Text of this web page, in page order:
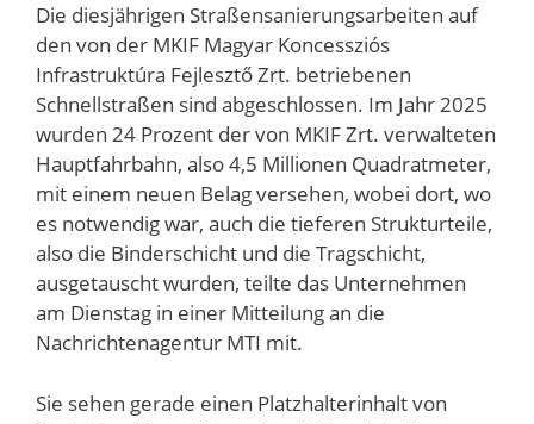
Die diesjährigen Straßensanierungsarbeiten auf
den von der MKIF Magyar Koncessziós
Infrastruktúra Fejlesztő Zrt. betriebenen
Schnellstraßen sind abgeschlossen. Im Jahr 2025
wurden 24 Prozent der von MKIF Zrt. verwalteten
Hauptfahrbahn, also 4,5 Millionen Quadratmeter,
mit einem neuen Belag versehen, wobei dort, wo
es notwendig war, auch die tieferen Strukturteile,
also die Binderschicht und die Tragschicht,
ausgetauscht wurden, teilte das Unternehmen
am Dienstag in einer Mitteilung an die
Nachrichtenagentur MTI mit.
Sie sehen gerade einen Platzhalterinhalt von